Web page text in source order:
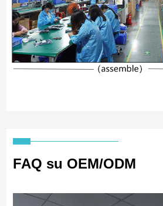
FAQ su OEM/ODM